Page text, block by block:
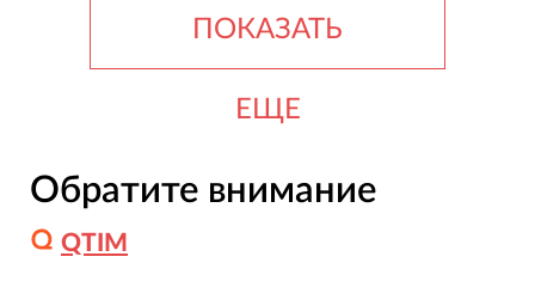
ПОКАЗАТЬ
ЕЩЕ
Обратите внимание
QTIM